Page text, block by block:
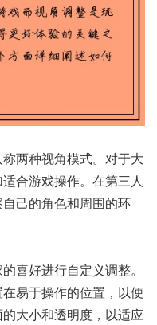
两种视角模式。对于大
合游戏操作。在第三人
己的角色和周围的环
喜好进行自定义调整。
易于操作的位置，以便
大小和透明度，以适应